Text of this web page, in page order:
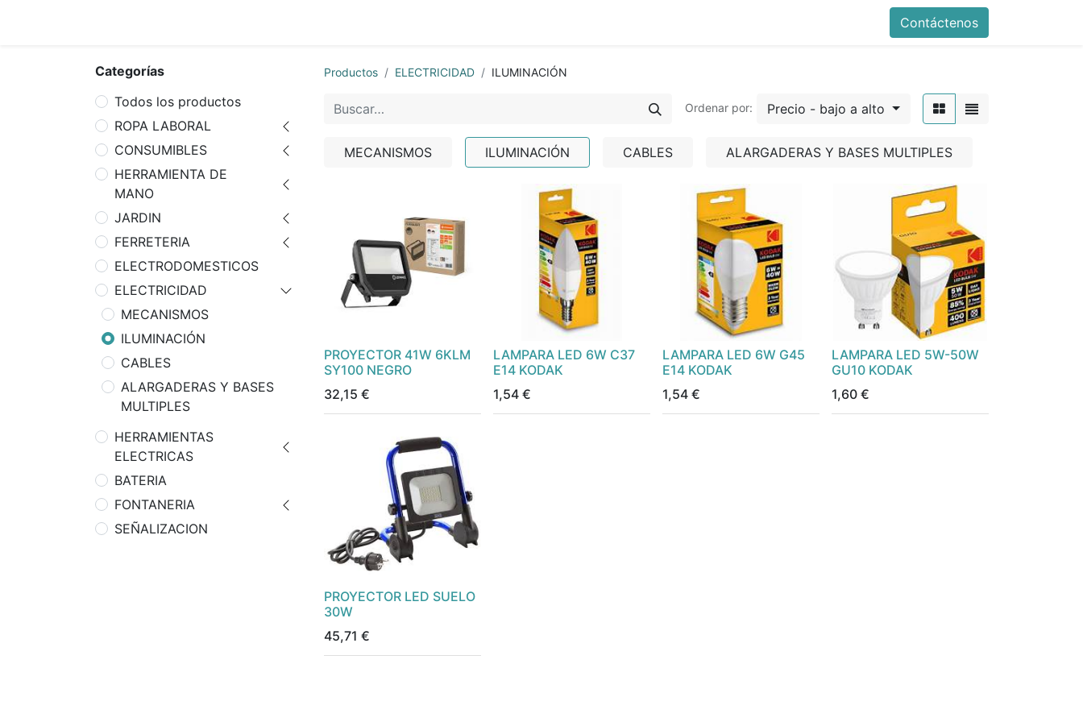
Contáctenos
Categorías
Todos los productos
ROPA LABORAL
CONSUMIBLES
HERRAMIENTA DE
MANO
JARDIN
FERRETERIA
ELECTRODOMESTICOS
ELECTRICIDAD
MECANISMOS
ILUMINACIÓN
CABLES
ALARGADERAS Y BASES
MULTIPLES
HERRAMIENTAS
ELECTRICAS
BATERIA
FONTANERIA
SEÑALIZACION
Productos ELECTRICIDAD ILUMINACIÓN
Ordenar por: Precio - bajo a alto
MECANISMOS ILUMINACIÓN CABLES ALARGADERAS Y BASES MULTIPLES
PROYECTOR 41W 6KLM
SY100 NEGRO
32,15 €
LAMPARA LED 6W C37
E14 KODAK
1,54 €
LAMPARA LED 6W G45
E14 KODAK
1,54 €
LAMPARA LED 5W-50W
GU10 KODAK
1,60 €
PROYECTOR LED SUELO
30W
45,71 €